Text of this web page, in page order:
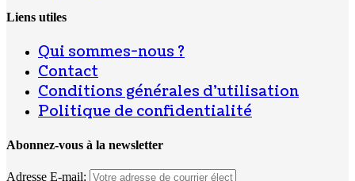
Liens utiles
Qui sommes-nous ?
Contact
Conditions générales d’utilisation
Politique de confidentialité
Abonnez-vous à la newsletter
Adresse E-mail: